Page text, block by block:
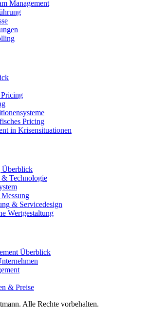
Management
Pricing
in Krisensituationen
Überblick
Technologie
& Servicedesign
Wertgestaltung
Überblick
& Preise
Alle Rechte vorbehalten.